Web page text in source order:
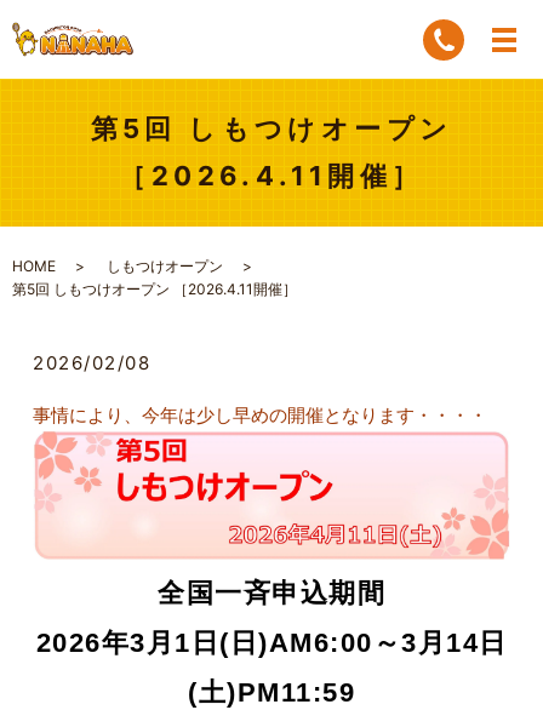
第5回 しもつけオープン
［2026.4.11開催］
HOME
しもつけオープン
第5回 しもつけオープン ［2026.4.11開催］
2026/02/08
事情により、今年は少し早めの開催となります・・・・
全国一斉申込期間
2026年3月1日(日)AM6:00～3月14日
(土)PM11:59